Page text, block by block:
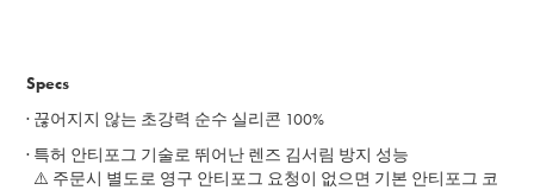
Specs
· 끊어지지 않는 초강력 순수 실리콘 100%
· 특허 안티포그 기술로 뛰어난 렌즈 김서림 방지 성능
⚠️ 주문시 별도로 영구 안티포그 요청이 없으면 기본 안티포그 코